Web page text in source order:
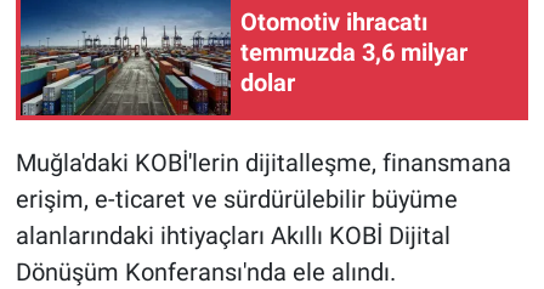
Otomotiv ihracatı
temmuzda 3,6 milyar
dolar
Muğla'daki KOBİ'lerin dijitalleşme, finansmana
erişim, e-ticaret ve sürdürülebilir büyüme
alanlarındaki ihtiyaçları Akıllı KOBİ Dijital
Dönüşüm Konferansı'nda ele alındı.